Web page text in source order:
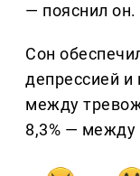
— пояснил он.
Сон
депрессией
между
8,3% — между